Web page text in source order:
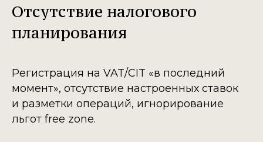
Отсутствие налогового
планирования
Регистрация на VAT/CIT «в последний
момент», отсутствие настроенных ставок
и разметки операций, игнорирование
льгот free zone.